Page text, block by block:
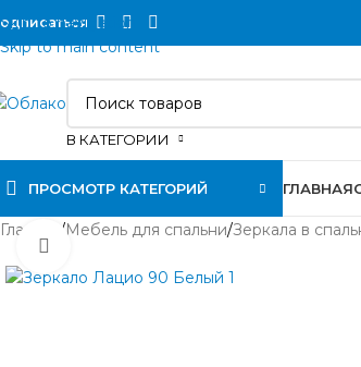
Skip to navigation
Skip to main content
В КАТЕГОРИИ
ПРОСМОТР КАТЕГОРИЙ ГЛАВНАЯ
Главная /Мебель для спальни/Зеркала в